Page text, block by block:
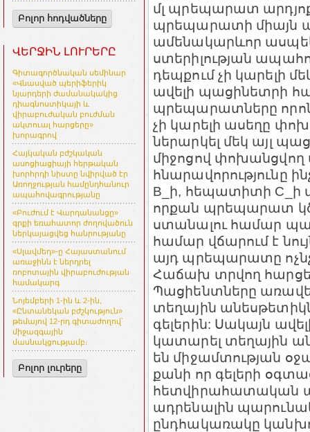
Բոլոր հոդվածները
ՎԵՐՋԻՆ ԼՈՒՐԵՐԸ
Գիտագործնական սեմինար
«Վնասված պերիֆերիկ
նյարդերի ժամանակակից
դիագնոստիկայի և
վիրաբուժական բուժման
ակտուալ հարցերը»
խորագրով
Հայկական բժշկական
ասոցիացիայի հերթական
խորհրդի նիստը նվիրված էր
Առողջության համընդհանուր
ապահովագրությանը
«Բուժում է Վարդանանցը»
գրքի եռահատոր ժողովածուն
ներկայացվեց հանրությանը
«Սլավմեդ»-ը Հայաստանում
առաջինն է ներդրել
ռոբոտային վիրաբուժության
համակարգ
Նոյեմբերի 1-ին և 2-ին,
«Ընտանեկան բժշկություն»
թեմայով 12-րդ գիտաժողով՝
միջազգային
մասնակցությամբ։
Բոլոր լուրերը
մլ պրեպարատ
պրեպարատի միայն
ամենակարևոր
ստերիլության
դեպքում չի կարելի
ավելի պացինետրի
պրեպարատները
չի կարելի ասեղը
ներարկել մեկ այլ
միջոցով
հնարավորությունը
B_ի, հեպատիտի C_ի
որքան պրեպարատ
ստանալու համար
համար վճարում է
այդ պրեպարատը
Հաճախ տրվող
Պացիենտները
տեղային
գելերին: Սակայն
կատարել տեղային
են միջամտության
քանի որ գելերի
հետվիրահատական
ադրենալին
ընդհակառակը